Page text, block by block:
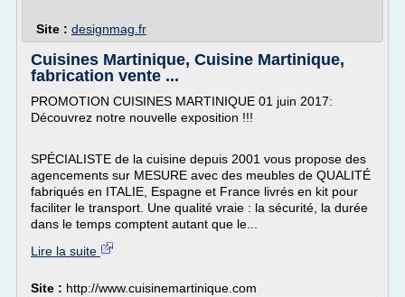
Site : designmag.fr
Cuisines Martinique, Cuisine Martinique,
fabrication vente ...
PROMOTION CUISINES MARTINIQUE 01 juin 2017:
Découvrez notre nouvelle exposition !!!
SPÉCIALISTE de la cuisine depuis 2001 vous propose des
agencements sur MESURE avec des meubles de QUALITÉ
fabriqués en ITALIE, Espagne et France livrés en kit pour
faciliter le transport. Une qualité vraie : la sécurité, la durée
dans le temps comptent autant que le...
Lire la suite
Site : http://www.cuisinemartinique.com